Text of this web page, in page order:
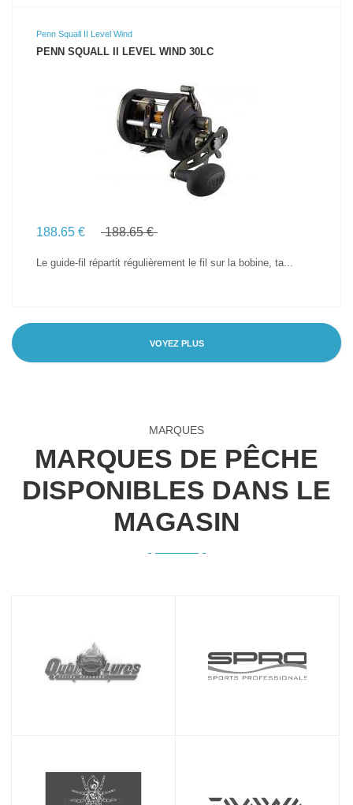
Penn Squall II Level Wind
PENN SQUALL II LEVEL WIND 30LC
VOIR LE PRODUIT
188.65 € 188.65 €
Le guide-fil répartit régulièrement le fil sur la bobine, ta...
VOYEZ PLUS
MARQUES
MARQUES DE PÊCHE
DISPONIBLES DANS LE
MAGASIN